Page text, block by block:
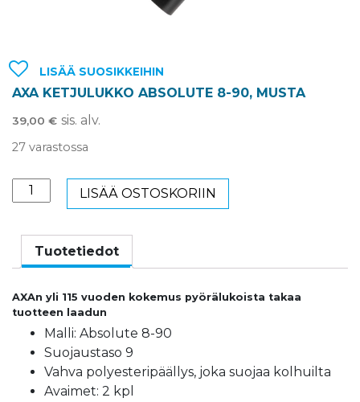
LISÄÄ SUOSIKKEIHIN
AXA KETJULUKKO ABSOLUTE 8-90, MUSTA
39,00 € sis. alv.
27 varastossa
AXA
Ketjulukko
90,
määrä
LISÄÄ OSTOSKORIIN
Tuotetiedot
AXAn yli 115 vuoden kokemus pyörälukoista takaa
tuotteen laadun
Malli: Absolute 8-90
Suojaustaso 9
Vahva polyesteripäällys, joka suojaa kolhuilta
Avaimet: 2 kpl